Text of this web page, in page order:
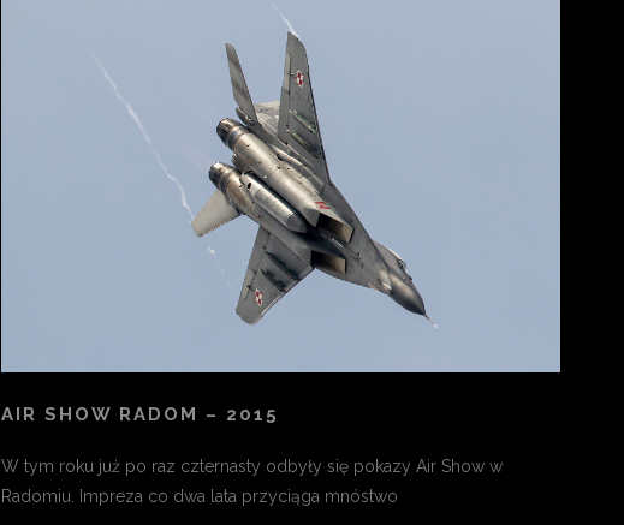
AIR SHOW RADOM – 2015
W tym roku już po raz czternasty odbyły się pokazy Air Show w
Radomiu. Impreza co dwa lata przyciąga mnóstwo